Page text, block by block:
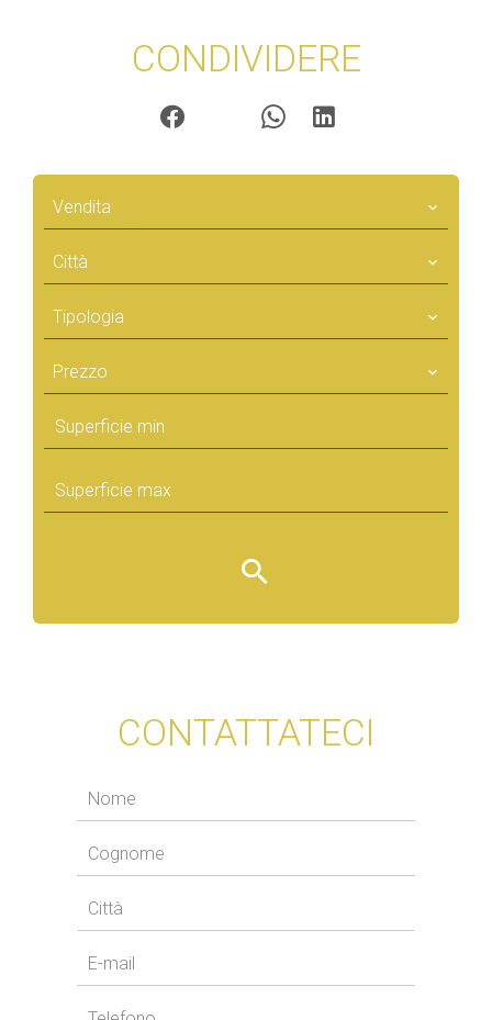
CONDIVIDERE
Vendita
Città
Tipologia
Prezzo
CONTATTATECI